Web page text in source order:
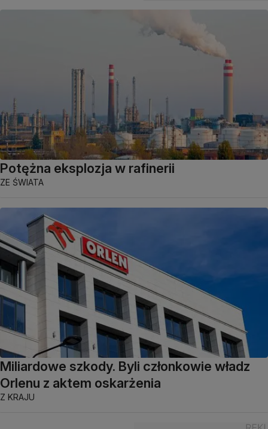
Potężna eksplozja w rafinerii
ZE ŚWIATA
Miliardowe szkody. Byli członkowie władz
Orlenu z aktem oskarżenia
Z KRAJU